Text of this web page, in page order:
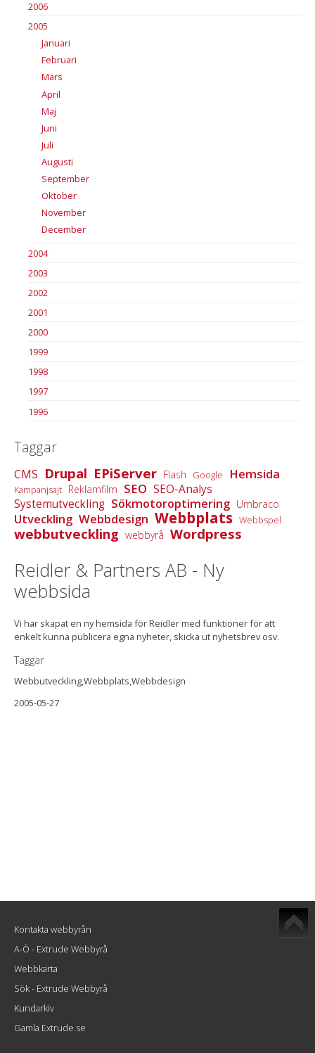
2006
2005
Januari
Februari
Mars
April
Maj
Juni
Juli
Augusti
September
Oktober
November
December
2004
2003
2002
2001
2000
1999
1998
1997
1996
Taggar
CMS Drupal EPiServer Flash Google Hemsida
Kampanjsajt Reklamfilm SEO SEO-Analys
Systemutveckling Sökmotoroptimering Umbraco
Utveckling Webbdesign Webbplats Webbspel
webbutveckling webbyrå Wordpress
Reidler & Partners AB - Ny
webbsida
Vi har skapat en ny hemsida för Reidler med funktioner för att
enkelt kunna publicera egna nyheter, skicka ut nyhetsbrev osv.
Taggar
Webbutveckling,Webbplats,Webbdesign
2005-05-27
Kontakta webbyrån
A-Ö - Extrude Webbyrå
Webbkarta
Sök - Extrude Webbyrå
Kundarkiv
Gamla Extrude.se